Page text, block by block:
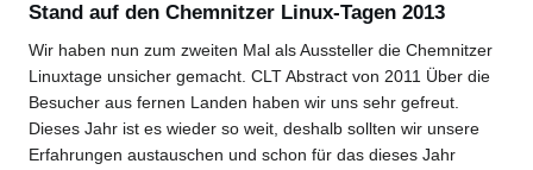
Stand auf den Chemnitzer Linux-Tagen 2013
Wir haben nun zum zweiten Mal als Aussteller die Chemnitzer
Linuxtage unsicher gemacht. CLT Abstract von 2011 Über die
Besucher aus fernen Landen haben wir uns sehr gefreut.
Dieses Jahr ist es wieder so weit, deshalb sollten wir unsere
Erfahrungen austauschen und schon für das dieses Jahr